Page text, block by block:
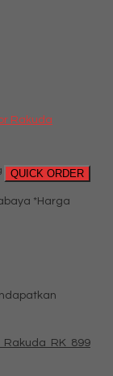
Rakuda
QUICK ORDER
*Harga
Rakuda RK 899